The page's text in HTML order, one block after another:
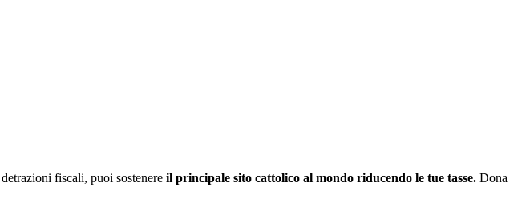
fiscali, puoi sostenere il principale sito cattolico al mondo riducendo le tue tasse. Dona